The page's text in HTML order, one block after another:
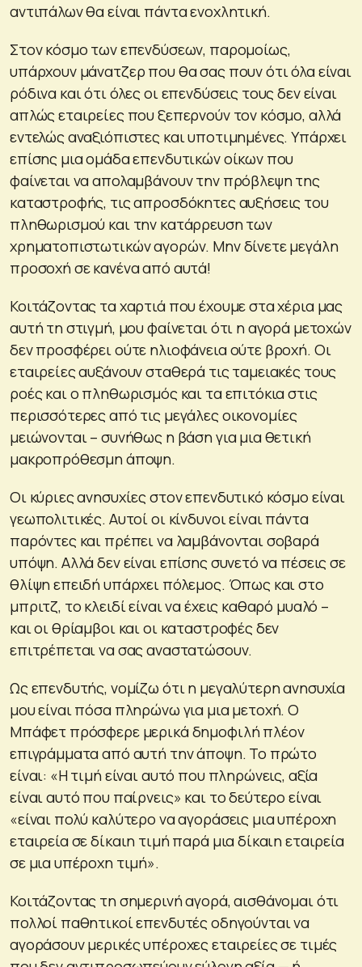
αντιπάλων θα είναι πάντα ενοχλητική.
Στον κόσμο των επενδύσεων, παρομοίως,
υπάρχουν μάνατζερ που θα σας πουν ότι όλα είναι
ρόδινα και ότι όλες οι επενδύσεις τους δεν είναι
απλώς εταιρείες που ξεπερνούν τον κόσμο, αλλά
εντελώς αναξιόπιστες και υποτιμημένες. Υπάρχει
επίσης μια ομάδα επενδυτικών οίκων που
φαίνεται να απολαμβάνουν την πρόβλεψη της
καταστροφής, τις απροσδόκητες αυξήσεις του
πληθωρισμού και την κατάρρευση των
χρηματοπιστωτικών αγορών. Μην δίνετε μεγάλη
προσοχή σε κανένα από αυτά!
Κοιτάζοντας τα χαρτιά που έχουμε στα χέρια μας
αυτή τη στιγμή, μου φαίνεται ότι η αγορά μετοχών
δεν προσφέρει ούτε ηλιοφάνεια ούτε βροχή. Οι
εταιρείες αυξάνουν σταθερά τις ταμειακές τους
ροές και ο πληθωρισμός και τα επιτόκια στις
περισσότερες από τις μεγάλες οικονομίες
μειώνονται – συνήθως η βάση για μια θετική
μακροπρόθεσμη άποψη.
Οι κύριες ανησυχίες στον επενδυτικό κόσμο είναι
γεωπολιτικές. Αυτοί οι κίνδυνοι είναι πάντα
παρόντες και πρέπει να λαμβάνονται σοβαρά
υπόψη. Αλλά δεν είναι επίσης συνετό να πέσεις σε
θλίψη επειδή υπάρχει πόλεμος. Όπως και στο
μπριτζ, το κλειδί είναι να έχεις καθαρό μυαλό –
και οι θρίαμβοι και οι καταστροφές δεν
επιτρέπεται να σας αναστατώσουν.
Ως επενδυτής, νομίζω ότι η μεγαλύτερη ανησυχία
μου είναι πόσα πληρώνω για μια μετοχή. Ο
Μπάφετ πρόσφερε μερικά δημοφιλή πλέον
επιγράμματα από αυτή την άποψη. Το πρώτο
είναι: «Η τιμή είναι αυτό που πληρώνεις, αξία
είναι αυτό που παίρνεις» και το δεύτερο είναι
«είναι πολύ καλύτερο να αγοράσεις μια υπέροχη
εταιρεία σε δίκαιη τιμή παρά μια δίκαιη εταιρεία
σε μια υπέροχη τιμή».
Κοιτάζοντας τη σημερινή αγορά, αισθάνομαι ότι
πολλοί παθητικοί επενδυτές οδηγούνται να
αγοράσουν μερικές υπέροχες εταιρείες σε τιμές